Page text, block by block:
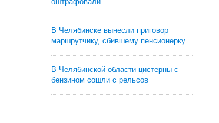
В Челябинске вынесли приговор
маршрутчику, сбившему пенсионерку
В Челябинской области цистерны с
бензином сошли с рельсов